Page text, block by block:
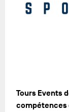
Tours Events
compétences